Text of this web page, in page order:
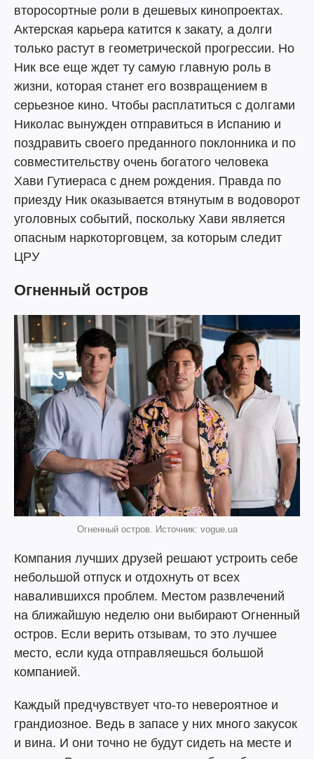
второсортные роли в дешевых кинопроектах.
Актерская карьера катится к закату, а долги
только растут в геометрической прогрессии. Но
Ник все еще ждет ту самую главную роль в
жизни, которая станет его возвращением в
серьезное кино. Чтобы расплатиться с долгами
Николас вынужден отправиться в Испанию и
поздравить своего преданного поклонника и по
совместительству очень богатого человека
Хави Гутиераса с днем ​​рождения. Правда по
приезду Ник оказывается втянутым в водоворот
уголовных событий, поскольку Хави является
опасным наркоторговцем, за которым следит
ЦРУ
Огненный остров
Огненный остров. Источник: vogue.ua
Компания лучших друзей решают устроить себе
небольшой отпуск и отдохнуть от всех
навалившихся проблем. Местом развлечений
на ближайшую неделю они выбирают Огненный
остров. Если верить отзывам, то это лучшее
место, если куда отправляешься большой
компанией.
Каждый предчувствует что-то невероятное и
грандиозное. Ведь в запасе у них много закусок
и вина. И они точно не будут сидеть на месте и